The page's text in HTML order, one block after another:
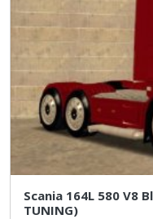
Scania 164L 580 V8
TUNING)